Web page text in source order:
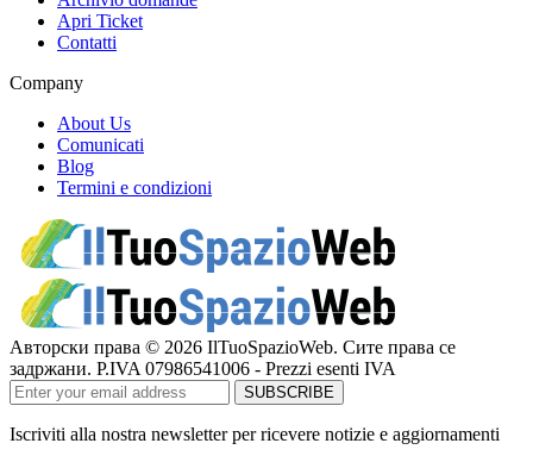
Apri Ticket
Contatti
Company
About Us
Comunicati
Blog
Termini e condizioni
Авторски права © 2026 IlTuoSpazioWeb. Сите права се
задржани. P.IVA 07986541006 - Prezzi esenti IVA
Iscriviti alla nostra newsletter per ricevere notizie e aggiornamenti